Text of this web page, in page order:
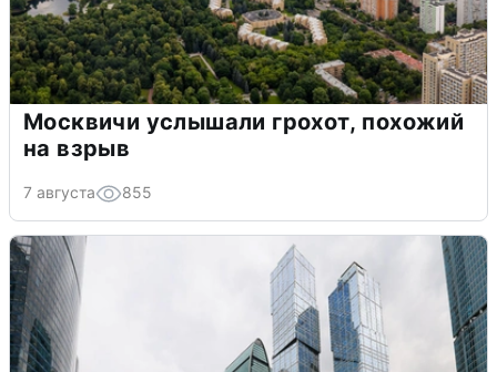
Москвичи услышали грохот, похожий
на взрыв
7 августа 855